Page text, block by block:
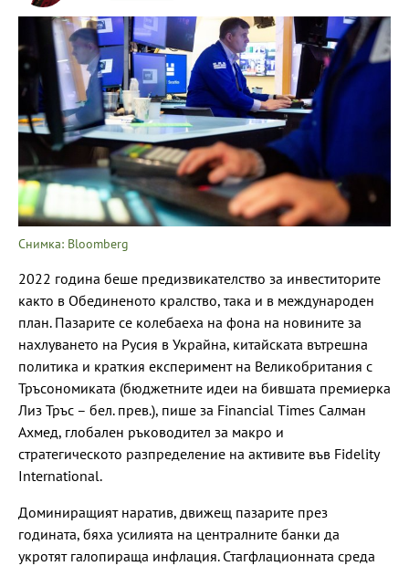
Снимка: Bloomberg
2022 година беше предизвикателство за инвеститорите
както в Обединеното кралство, така и в международен
план. Пазарите се колебаеха на фона на новините за
нахлуването на Русия в Украйна, китайската вътрешна
политика и краткия експеримент на Великобритания с
Тръсономиката (бюджетните идеи на бившата премиерка
Лиз Тръс – бел. прев.), пише за Financial Times Салман
Ахмед, глобален ръководител за макро и
стратегическото разпределение на активите във Fidelity
International.
Доминиращият наратив, движещ пазарите през
годината, бяха усилията на централните банки да
укротят галопираща инфлация. Стагфлационната среда